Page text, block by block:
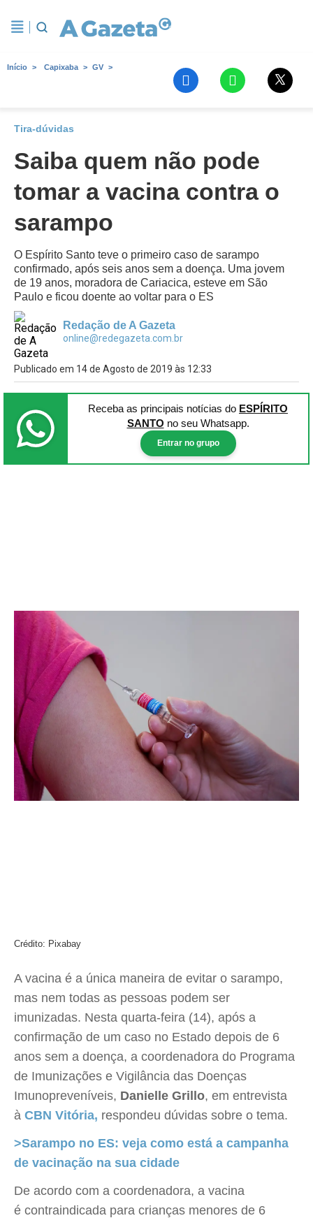
Início Capixaba GV
Tira-dúvidas
Saiba quem não pode
tomar a vacina contra o
sarampo
O Espírito Santo teve o primeiro caso de sarampo
confirmado, após seis anos sem a doença. Uma jovem
de 19 anos, moradora de Cariacica, esteve em São
Paulo e ficou doente ao voltar para o ES
Redação de A Gazeta
online@redegazeta.com.br
Publicado em 14 de Agosto de 2019 às 12:33
Receba as principais notícias do ESPÍRITO
SANTO no seu Whatsapp.
Entrar no grupo
Crédito: Pixabay
A vacina é a única maneira de evitar o sarampo,
mas nem todas as pessoas podem ser
imunizadas. Nesta quarta-feira (14), após a
confirmação de um caso no Estado depois de 6
anos sem a doença, a coordenadora do Programa
de Imunizações e Vigilância das Doenças
Imunopreveníveis, Danielle Grillo, em entrevista
à CBN Vitória, respondeu dúvidas sobre o tema.
>Sarampo no ES: veja como está a campanha
de vacinação na sua cidade
De acordo com a coordenadora, a vacina
é contraindicada para crianças menores de 6